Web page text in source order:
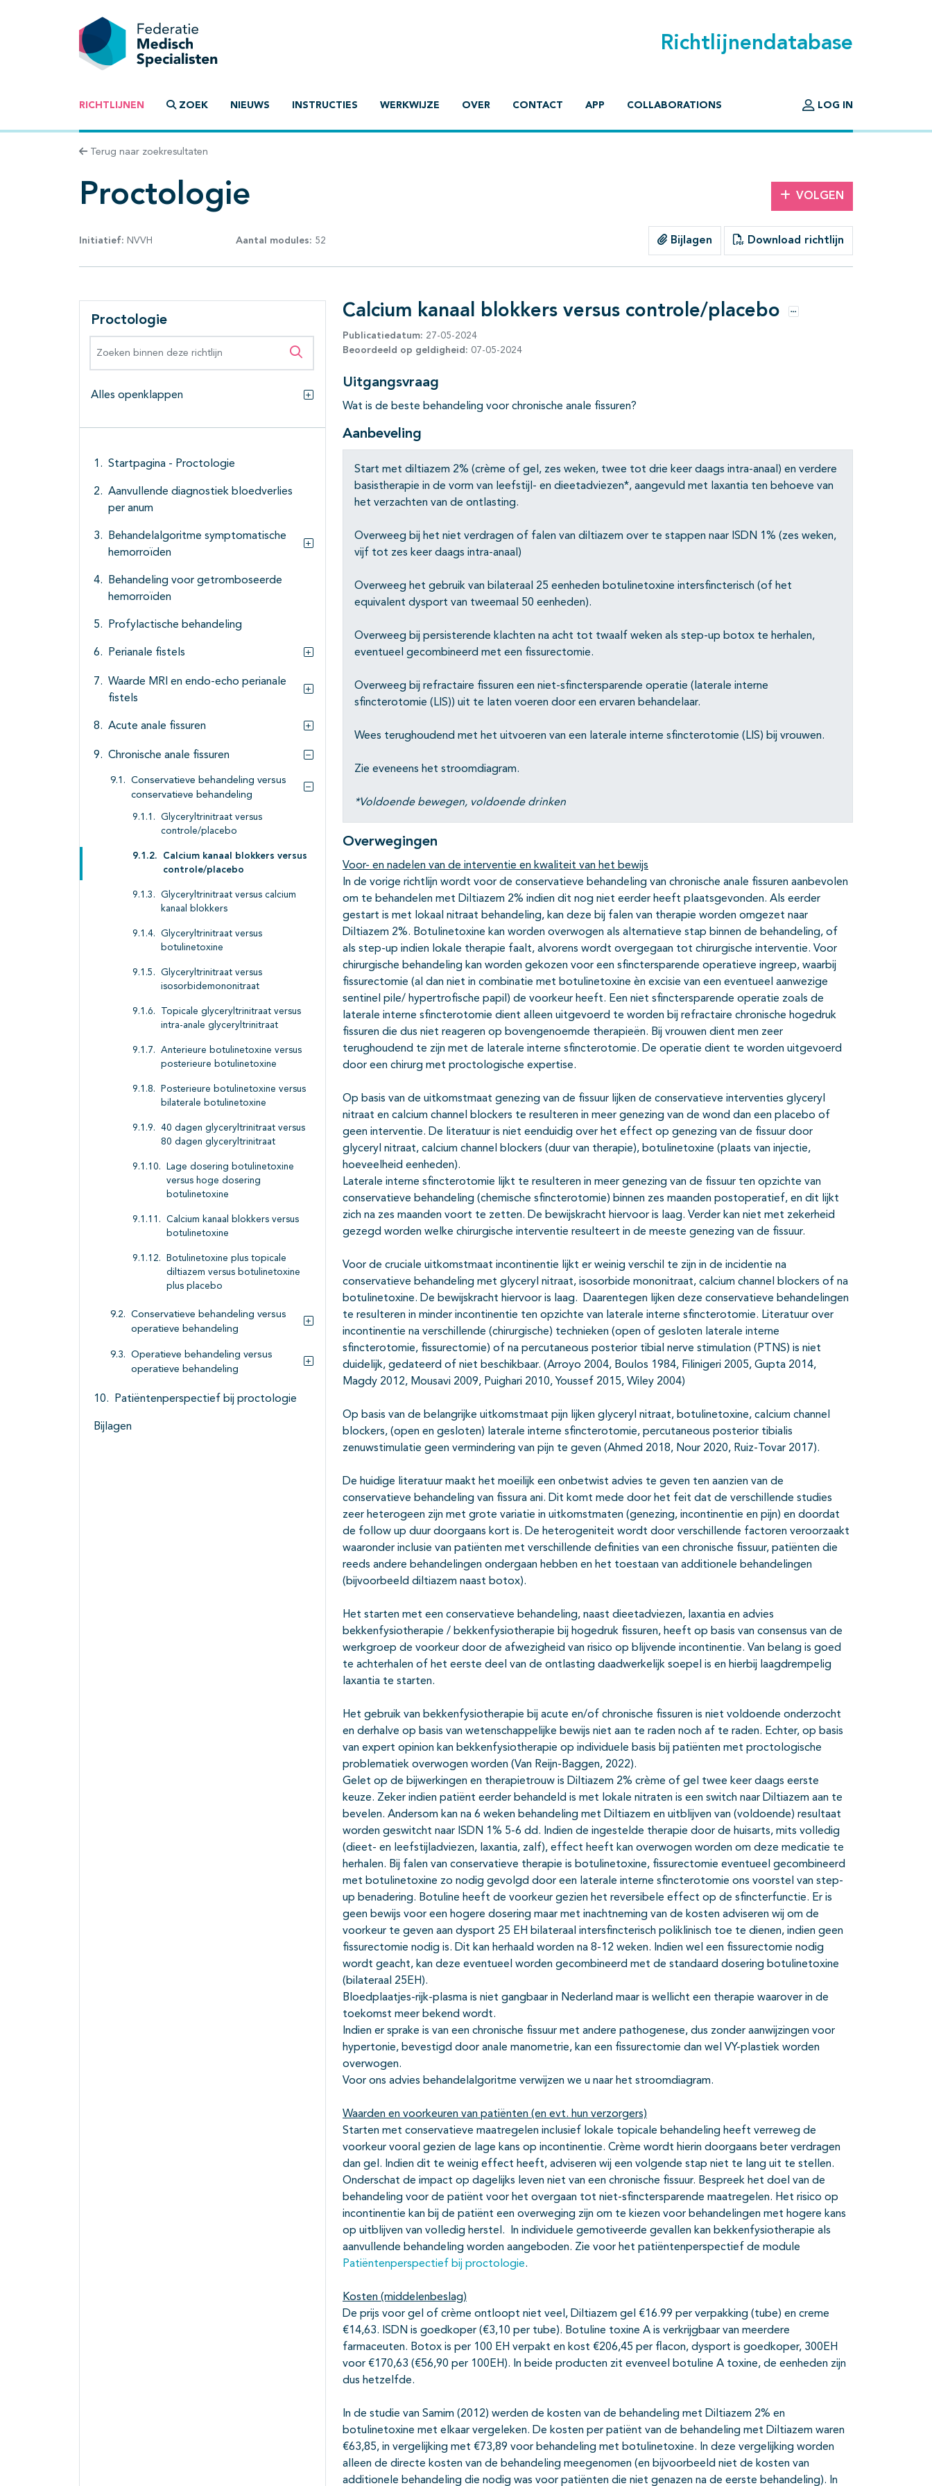
Richtlijnendatabase
RICHTLIJNEN ZOEK NIEUWS INSTRUCTIES WERKWIJZE OVER CONTACT APP COLLABORATIONS LOG IN
Terug naar zoekresultaten
Proctologie VOLGEN
Initiatief: NVVH Aantal modules: 52 Bijlagen Download richtlijn
Proctologie
Zoeken binnen deze richtlijn
Alles openklappen
Alles openklappen
Startpagina - Proctologie
Aanvullende diagnostiek bloedverlies
per anum
Behandelalgoritme symptomatische
hemorroïden
Subpagina's open- en dichtklappen
Behandeling voor getromboseerde
hemorroïden
Profylactische behandeling
Perianale fistels
Waarde MRI en endo-echo perianale
fistels
Subpagina's open- en dichtklappen
Acute anale fissuren
Subpagina's open- en dichtklappen
Chronische anale fissuren
Subpagina's open- en dichtklappen
Conservatieve behandeling versus
conservatieve behandeling
Subpagina's open- en dichtklappen
Glyceryltrinitraat versus
controle/placebo
Calcium kanaal blokkers versus
controle/placebo
Glyceryltrinitraat versus calcium
kanaal blokkers
Glyceryltrinitraat versus
botulinetoxine
Glyceryltrinitraat versus
isosorbidemononitraat
Topicale glyceryltrinitraat versus
intra-anale glyceryltrinitraat
Anterieure botulinetoxine versus
posterieure botulinetoxine
Posterieure botulinetoxine versus
bilaterale botulinetoxine
40 dagen glyceryltrinitraat versus
80 dagen glyceryltrinitraat
Lage dosering botulinetoxine
versus hoge dosering
botulinetoxine
Calcium kanaal blokkers versus
botulinetoxine
Botulinetoxine plus topicale
diltiazem versus botulinetoxine
plus placebo
Conservatieve behandeling versus
operatieve behandeling
Subpagina's open- en dichtklappen
Operatieve behandeling versus
operatieve behandeling
Subpagina's open- en dichtklappen
Patiëntenperspectief bij proctologie
Bijlagen
Calcium kanaal blokkers versus controle/placebo Opties
Publicatiedatum: 27-05-2024
Beoordeeld op geldigheid: 07-05-2024
Uitgangsvraag
Wat is de beste behandeling voor chronische anale fissuren?
Aanbeveling
Start met diltiazem 2% (crème of gel, zes weken, twee tot drie keer daags intra-anaal) en verdere
basistherapie in de vorm van leefstijl- en dieetadviezen*, aangevuld met laxantia ten behoeve van
het verzachten van de ontlasting.
Overweeg bij het niet verdragen of falen van diltiazem over te stappen naar ISDN 1% (zes weken,
vijf tot zes keer daags intra-anaal)
Overweeg het gebruik van bilateraal 25 eenheden botulinetoxine intersfincterisch (of het
equivalent dysport van tweemaal 50 eenheden).
Overweeg bij persisterende klachten na acht tot twaalf weken als step-up botox te herhalen,
eventueel gecombineerd met een fissurectomie.
Overweeg bij refractaire fissuren een niet-sfinctersparende operatie (laterale interne
sfincterotomie (LIS)) uit te laten voeren door een ervaren behandelaar.
Wees terughoudend met het uitvoeren van een laterale interne sfincterotomie (LIS) bij vrouwen.
Zie eveneens het stroomdiagram.
*Voldoende bewegen, voldoende drinken
Overwegingen
Voor- en nadelen van de interventie en kwaliteit van het bewijs
In de vorige richtlijn wordt voor de conservatieve behandeling van chronische anale fissuren aanbevolen
om te behandelen met Diltiazem 2% indien dit nog niet eerder heeft plaatsgevonden. Als eerder
gestart is met lokaal nitraat behandeling, kan deze bij falen van therapie worden omgezet naar
Diltiazem 2%. Botulinetoxine kan worden overwogen als alternatieve stap binnen de behandeling, of
als step-up indien lokale therapie faalt, alvorens wordt overgegaan tot chirurgische interventie. Voor
chirurgische behandeling kan worden gekozen voor een sfinctersparende operatieve ingreep, waarbij
fissurectomie (al dan niet in combinatie met botulinetoxine èn excisie van een eventueel aanwezige
sentinel pile/ hypertrofische papil) de voorkeur heeft. Een niet sfinctersparende operatie zoals de
laterale interne sfincterotomie dient alleen uitgevoerd te worden bij refractaire chronische hogedruk
fissuren die dus niet reageren op bovengenoemde therapieën. Bij vrouwen dient men zeer
terughoudend te zijn met de laterale interne sfincterotomie. De operatie dient te worden uitgevoerd
door een chirurg met proctologische expertise.
Op basis van de uitkomstmaat genezing van de fissuur lijken de conservatieve interventies glyceryl
nitraat en calcium channel blockers te resulteren in meer genezing van de wond dan een placebo of
geen interventie. De literatuur is niet eenduidig over het effect op genezing van de fissuur door
glyceryl nitraat, calcium channel blockers (duur van therapie), botulinetoxine (plaats van injectie,
hoeveelheid eenheden).
Laterale interne sfincterotomie lijkt te resulteren in meer genezing van de fissuur ten opzichte van
conservatieve behandeling (chemische sfincterotomie) binnen zes maanden postoperatief, en dit lijkt
zich na zes maanden voort te zetten. De bewijskracht hiervoor is laag. Verder kan niet met zekerheid
gezegd worden welke chirurgische interventie resulteert in de meeste genezing van de fissuur.
Voor de cruciale uitkomstmaat incontinentie lijkt er weinig verschil te zijn in de incidentie na
conservatieve behandeling met glyceryl nitraat, isosorbide mononitraat, calcium channel blockers of na
botulinetoxine. De bewijskracht hiervoor is laag. Daarentegen lijken deze conservatieve behandelingen
te resulteren in minder incontinentie ten opzichte van laterale interne sfincterotomie. Literatuur over
incontinentie na verschillende (chirurgische) technieken (open of gesloten laterale interne
sfincterotomie, fissurectomie) of na percutaneous posterior tibial nerve stimulation (PTNS) is niet
duidelijk, gedateerd of niet beschikbaar. (Arroyo 2004, Boulos 1984, Filinigeri 2005, Gupta 2014,
Magdy 2012, Mousavi 2009, Puighari 2010, Youssef 2015, Wiley 2004)
Op basis van de belangrijke uitkomstmaat pijn lijken glyceryl nitraat, botulinetoxine, calcium channel
blockers, (open en gesloten) laterale interne sfincterotomie, percutaneous posterior tibialis
zenuwstimulatie geen vermindering van pijn te geven (Ahmed 2018, Nour 2020, Ruiz-Tovar 2017).
De huidige literatuur maakt het moeilijk een onbetwist advies te geven ten aanzien van de
conservatieve behandeling van fissura ani. Dit komt mede door het feit dat de verschillende studies
zeer heterogeen zijn met grote variatie in uitkomstmaten (genezing, incontinentie en pijn) en doordat
de follow up duur doorgaans kort is. De heterogeniteit wordt door verschillende factoren veroorzaakt
waaronder inclusie van patiënten met verschillende definities van een chronische fissuur, patiënten die
reeds andere behandelingen ondergaan hebben en het toestaan van additionele behandelingen
(bijvoorbeeld diltiazem naast botox).
Het starten met een conservatieve behandeling, naast dieetadviezen, laxantia en advies
bekkenfysiotherapie / bekkenfysiotherapie bij hogedruk fissuren, heeft op basis van consensus van de
werkgroep de voorkeur door de afwezigheid van risico op blijvende incontinentie. Van belang is goed
te achterhalen of het eerste deel van de ontlasting daadwerkelijk soepel is en hierbij laagdrempelig
laxantia te starten.
Het gebruik van bekkenfysiotherapie bij acute en/of chronische fissuren is niet voldoende onderzocht
en derhalve op basis van wetenschappelijke bewijs niet aan te raden noch af te raden. Echter, op basis
van expert opinion kan bekkenfysiotherapie op individuele basis bij patiënten met proctologische
problematiek overwogen worden (Van Reijn-Baggen, 2022).
Gelet op de bijwerkingen en therapietrouw is Diltiazem 2% crème of gel twee keer daags eerste
keuze. Zeker indien patiënt eerder behandeld is met lokale nitraten is een switch naar Diltiazem aan te
bevelen. Andersom kan na 6 weken behandeling met Diltiazem en uitblijven van (voldoende) resultaat
worden geswitcht naar ISDN 1% 5-6 dd. Indien de ingestelde therapie door de huisarts, mits volledig
(dieet- en leefstijladviezen, laxantia, zalf), effect heeft kan overwogen worden om deze medicatie te
herhalen. Bij falen van conservatieve therapie is botulinetoxine, fissurectomie eventueel gecombineerd
met botulinetoxine zo nodig gevolgd door een laterale interne sfincterotomie ons voorstel van step-
up benadering. Botuline heeft de voorkeur gezien het reversibele effect op de sfincterfunctie. Er is
geen bewijs voor een hogere dosering maar met inachtneming van de kosten adviseren wij om de
voorkeur te geven aan dysport 25 EH bilateraal intersfincterisch poliklinisch toe te dienen, indien geen
fissurectomie nodig is. Dit kan herhaald worden na 8-12 weken. Indien wel een fissurectomie nodig
wordt geacht, kan deze eventueel worden gecombineerd met de standaard dosering botulinetoxine
(bilateraal 25EH).
Bloedplaatjes-rijk-plasma is niet gangbaar in Nederland maar is wellicht een therapie waarover in de
toekomst meer bekend wordt.
Indien er sprake is van een chronische fissuur met andere pathogenese, dus zonder aanwijzingen voor
hypertonie, bevestigd door anale manometrie, kan een fissurectomie dan wel VY-plastiek worden
overwogen.
Voor ons advies behandelalgoritme verwijzen we u naar het stroomdiagram.
Waarden en voorkeuren van patiënten (en evt. hun verzorgers)
Starten met conservatieve maatregelen inclusief lokale topicale behandeling heeft verreweg de
voorkeur vooral gezien de lage kans op incontinentie. Crème wordt hierin doorgaans beter verdragen
dan gel. Indien dit te weinig effect heeft, adviseren wij een volgende stap niet te lang uit te stellen.
Onderschat de impact op dagelijks leven niet van een chronische fissuur. Bespreek het doel van de
behandeling voor de patiënt voor het overgaan tot niet-sfinctersparende maatregelen. Het risico op
incontinentie kan bij de patiënt een overweging zijn om te kiezen voor behandelingen met hogere kans
op uitblijven van volledig herstel. In individuele gemotiveerde gevallen kan bekkenfysiotherapie als
aanvullende behandeling worden aangeboden. Zie voor het patiëntenperspectief de module
Patiëntenperspectief bij proctologie.
Kosten (middelenbeslag)
De prijs voor gel of crème ontloopt niet veel, Diltiazem gel €16.99 per verpakking (tube) en creme
€14,63. ISDN is goedkoper (€3,10 per tube). Botuline toxine A is verkrijgbaar van meerdere
farmaceuten. Botox is per 100 EH verpakt en kost €206,45 per flacon, dysport is goedkoper, 300EH
voor €170,63 (€56,90 per 100EH). In beide producten zit evenveel botuline A toxine, de eenheden zijn
dus hetzelfde.
In de studie van Samim (2012) werden de kosten van de behandeling met Diltiazem 2% en
botulinetoxine met elkaar vergeleken. De kosten per patiënt van de behandeling met Diltiazem waren
€63,85, in vergelijking met €73,89 voor behandeling met botulinetoxine. In deze vergelijking worden
alleen de directe kosten van de behandeling meegenomen (en bijvoorbeeld niet de kosten van
additionele behandeling die nodig was voor patiënten die niet genazen na de eerste behandeling). In